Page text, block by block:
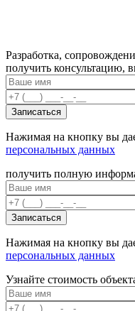
Разработка,
получить консультацию,
Нажимая на кнопку вы
персональных данных
получить полную
Нажимая на кнопку вы
персональных данных
Узнайте стоимость